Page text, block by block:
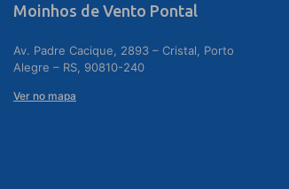
Moinhos de Vento Pontal
Av. Padre Cacique, 2893 – Cristal, Porto
Alegre – RS, 90810-240
Ver no mapa